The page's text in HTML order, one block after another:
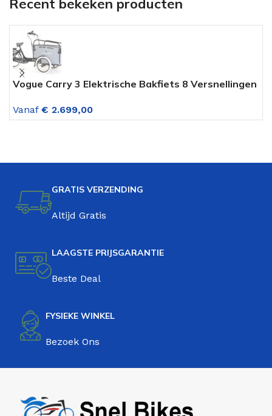
Recent bekeken producten
Vogue Carry 3 Elektrische Bakfiets 8 Versnellingen
Vanaf € 2.699,00
GRATIS VERZENDING
Altijd Gratis
LAAGSTE PRIJSGARANTIE
Beste Deal
FYSIEKE WINKEL
Bezoek Ons